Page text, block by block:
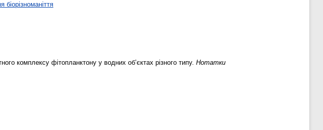
біорізноманіття
комплексу фітопланктону у водних об’єктах різного типу. Нотатки